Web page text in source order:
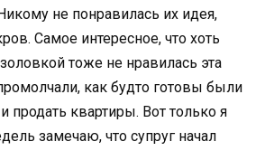
не понравилась их идея,
Самое интересное, что хоть
тоже не нравилась эта
как будто готовы были
продать квартиры. Вот только я
замечаю, что супруг начал